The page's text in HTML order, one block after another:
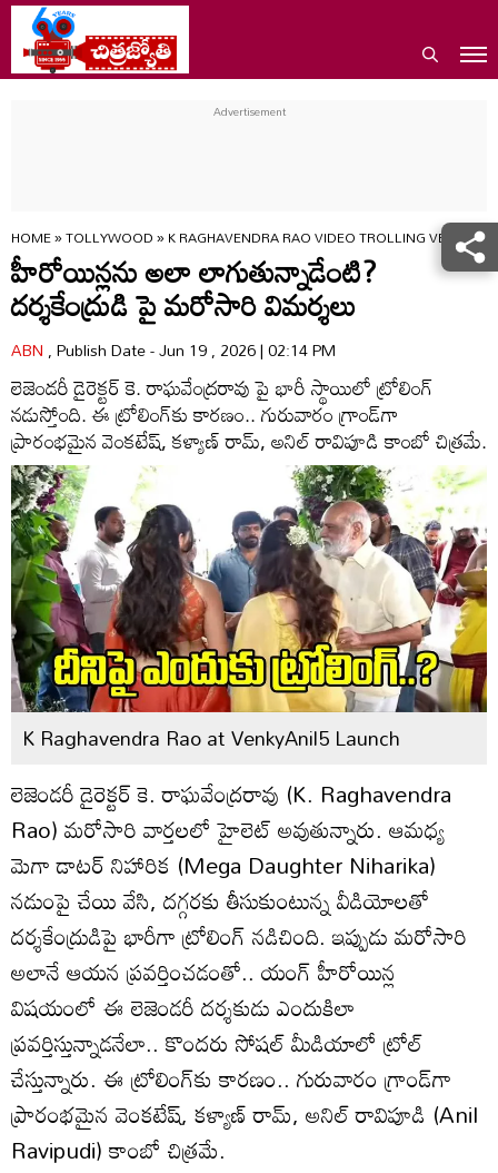
HOME»TOLLYWOOD»K RAGHAVENDRA RAO VIDEO TROLLING VENKY
హీరోయిన్లను అలా లాగుతున్నాడేంటి?
దర్శకేంద్రుడి పై మరోసారి విమర్శలు
ABN, Publish Date - Jun 19 , 2026 | 02:14 PM
లెజెండరీ డైరెక్టర్ కె. రాఘవేంద్రరావు పై భారీ స్థాయిలో ట్రోలింగ్
నడుస్తోంది. ఈ ట్రోలింగ్‌కు కారణం.. గురువారం గ్రాండ్‌గా
ప్రారంభమైన వెంకటేష్, కళ్యాణ్ రామ్, అనిల్ రావిపూడి కాంబో చిత్రమే.
K Raghavendra Rao at VenkyAnil5 Launch
లెజెండరీ డైరెక్టర్ కె. రాఘవేంద్రరావు (K. Raghavendra
Rao) మరోసారి వార్తలలో హైలెట్ అవుతున్నారు. ఆమధ్య
మెగా డాటర్ నిహారిక (Mega Daughter Niharika)
నడుంపై చేయి వేసి, దగ్గరకు తీసుకుంటున్న వీడియోలతో
దర్శకేంద్రుడిపై భారీగా ట్రోలింగ్ నడిచింది. ఇప్పుడు మరోసారి
అలానే ఆయన ప్రవర్తించడంతో.. యంగ్ హీరోయిన్ల
విషయంలో ఈ లెజెండరీ దర్శకుడు ఎందుకిలా
ప్రవర్తిస్తున్నాడనేలా.. కొందరు సోషల్ మీడియాలో ట్రోల్
చేస్తున్నారు. ఈ ట్రోలింగ్‌కు కారణం.. గురువారం గ్రాండ్‌గా
ప్రారంభమైన వెంకటేష్, కళ్యాణ్ రామ్, అనిల్ రావిపూడి (Anil
Ravipudi) కాంబో చిత్రమే.